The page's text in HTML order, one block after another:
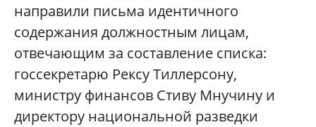
направили письма идентичного
содержания должностным лицам,
отвечающим за составление списка:
госсекретарю Рексу Тиллерсону,
министру финансов Стиву Мнучину и
директору национальной разведки